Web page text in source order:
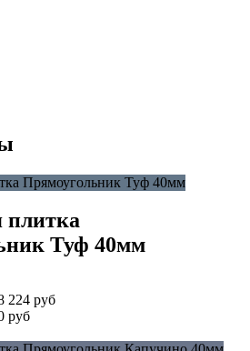
плитка
Туф 40мм
224 руб
руб